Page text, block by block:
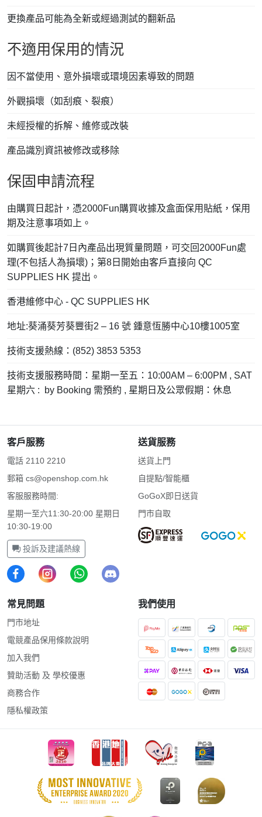
更換產品可能為全新或經過測試的翻新品
不適用保用的情況
因不當使用、意外損壞或環境因素導致的問題
外觀損壞（如刮痕、裂痕）
未經授權的拆解、維修或改裝
產品識別資訊被修改或移除
保固申請流程
由購買日起計，憑2000Fun購買收據及盒面保用貼紙，保用
期及注意事項如上。
如購買後起計7日內產品出現質量問題，可交回2000Fun處
理(不包括人為損壞)；第8日開始由客戶直接向 QC
SUPPLIES HK 提出。
香港維修中心 - QC SUPPLIES HK
地址:葵涌葵芳葵豐街2 – 16 號 鍾意恆勝中心10樓1005室
技術支援熱線：(852) 3853 5353
技術支援服務時間：星期一至五：10:00AM – 6:00PM , SAT
星期六 : by Booking 需預約 , 星期日及公眾假期：休息
客戶服務
電話 2110 2210
郵箱 cs@openshop.com.hk
客服服務時間:
星期一至六11:30-20:00 星期日
10:30-19:00
投訴及建議熱線
送貨服務
送貨上門
自提點/智能櫃
GoGoX即日送貨
門市自取
常見問題
門市地址
電競產品保用條款說明
加入我們
贊助活動 及 學校優惠
商務合作
隱私權政策
我們使用